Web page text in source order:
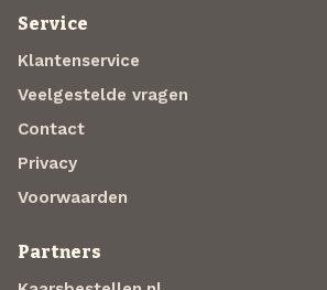
Service
Klantenservice
Veelgestelde vragen
Contact
Privacy
Voorwaarden
Partners